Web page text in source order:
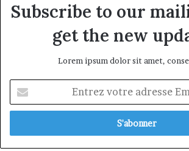
Subscribe to our
get the new
Lorem ipsum dolor sit amet,
votre
adresse